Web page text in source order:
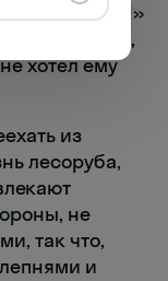
дверь!!!»
я заметил,
хотел ему
из
лесоруба,
не
так что,
и